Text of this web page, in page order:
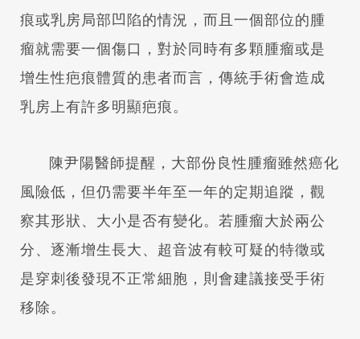
痕或乳房局部凹陷的情況，而且一個部位的腫
瘤就需要一個傷口，對於同時有多顆腫瘤或是
增生性疤痕體質的患者而言，傳統手術會造成
乳房上有許多明顯疤痕。
陳尹陽醫師提醒，大部份良性腫瘤雖然癌化
風險低，但仍需要半年至一年的定期追蹤，觀
察其形狀、大小是否有變化。若腫瘤大於兩公
分、逐漸增生長大、超音波有較可疑的特徵或
是穿刺後發現不正常細胞，則會建議接受手術
移除。